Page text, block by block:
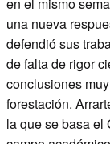
en el mismo
una nueva
defendió sus
de falta de rigor
conclusiones
forestación.
la que se basa el